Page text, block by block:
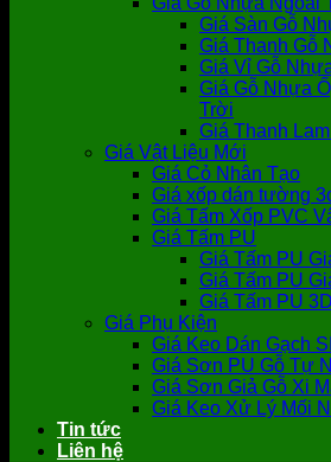
Giá Sàn Gỗ
Giá Thanh Gỗ
Giá Vỉ Gỗ
Giá Gỗ Nhựa
Trời
Giá Thanh
Giá Vật Liệu Mới
Giá Cỏ Nhân Tạo
Giá xốp dán tường
Giá Tấm Xốp PVC
Giá Tấm PU
Giá Tấm PU
Giá Tấm PU
Giá Tấm PU 3D
Giá Phụ Kiện
Giá Keo Dán Gạch
Giá Sơn PU Gỗ Tự
Giá Sơn Giả Gỗ Xi
Giá Keo Xử Lý Mối
Tin tức
Liên hệ